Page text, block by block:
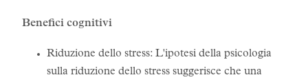
Benefici cognitivi
Riduzione dello stress: L'ipotesi della psicologia
sulla riduzione dello stress suggerisce che una